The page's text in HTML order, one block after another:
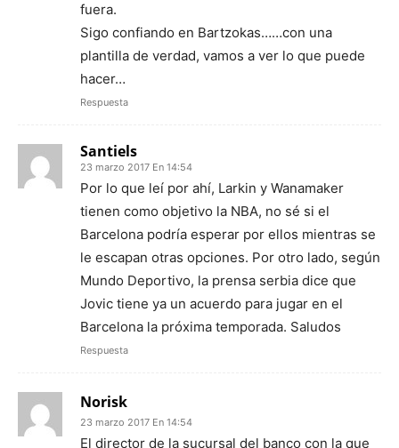
fuera.
Sigo confiando en Bartzokas……con una
plantilla de verdad, vamos a ver lo que puede
hacer…
Respuesta
Santiels
23 marzo 2017 En 14:54
Por lo que leí por ahí, Larkin y Wanamaker
tienen como objetivo la NBA, no sé si el
Barcelona podría esperar por ellos mientras se
le escapan otras opciones. Por otro lado, según
Mundo Deportivo, la prensa serbia dice que
Jovic tiene ya un acuerdo para jugar en el
Barcelona la próxima temporada. Saludos
Respuesta
Norisk
23 marzo 2017 En 14:54
El director de la sucursal del banco con la que